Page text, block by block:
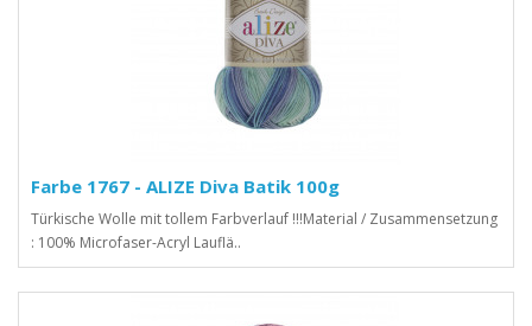
Farbe 1767 - ALIZE Diva Batik 100g
Türkische Wolle mit tollem Farbverlauf !!!Material / Zusammensetzung
: 100% Microfaser-Acryl Lauflä..